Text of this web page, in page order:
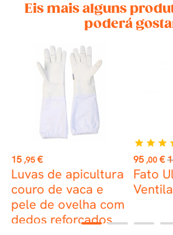
Eis mais alguns
poderá
Preço
15 ,95 €
Luvas de apicultura
couro de vaca e
pele de ovelha com
dedos reforçados
Preço
95 ,00 €
Fato
star star star
1 2 3 4